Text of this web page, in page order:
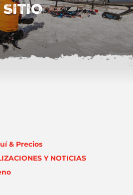
& Precios
Y NOTICIAS